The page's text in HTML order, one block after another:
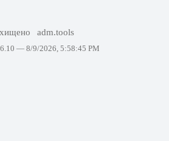
adm.tools
— 8/9/2026, 5:58:45 PM